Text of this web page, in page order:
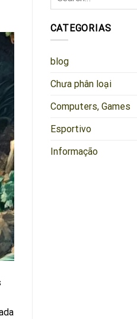
CATEGORIAS
blog
Chưa phân loại
Computers, Games
Esportivo
Informação